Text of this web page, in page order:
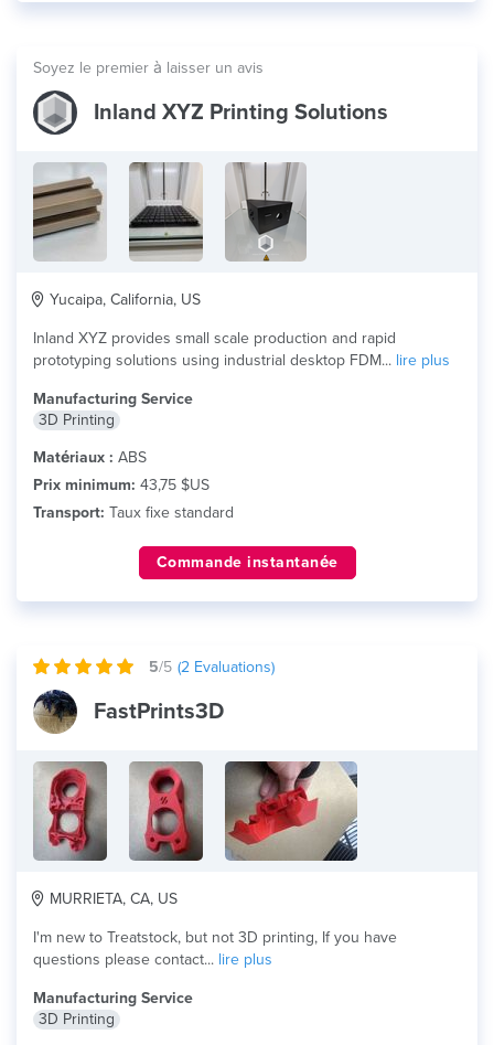
Soyez le premier à laisser un avis
Inland XYZ Printing Solutions
Yucaipa, California, US
Inland XYZ provides small scale production and rapid
prototyping solutions using industrial desktop FDM... lire plus
Manufacturing Service
3D Printing
Matériaux : ABS
Prix minimum: 43,75 $US
Transport: Taux fixe standard
Commande instantanée
5/5 (2 Evaluations)
FastPrints3D
MURRIETA, CA, US
I'm new to Treatstock, but not 3D printing, If you have
questions please contact... lire plus
Manufacturing Service
3D Printing